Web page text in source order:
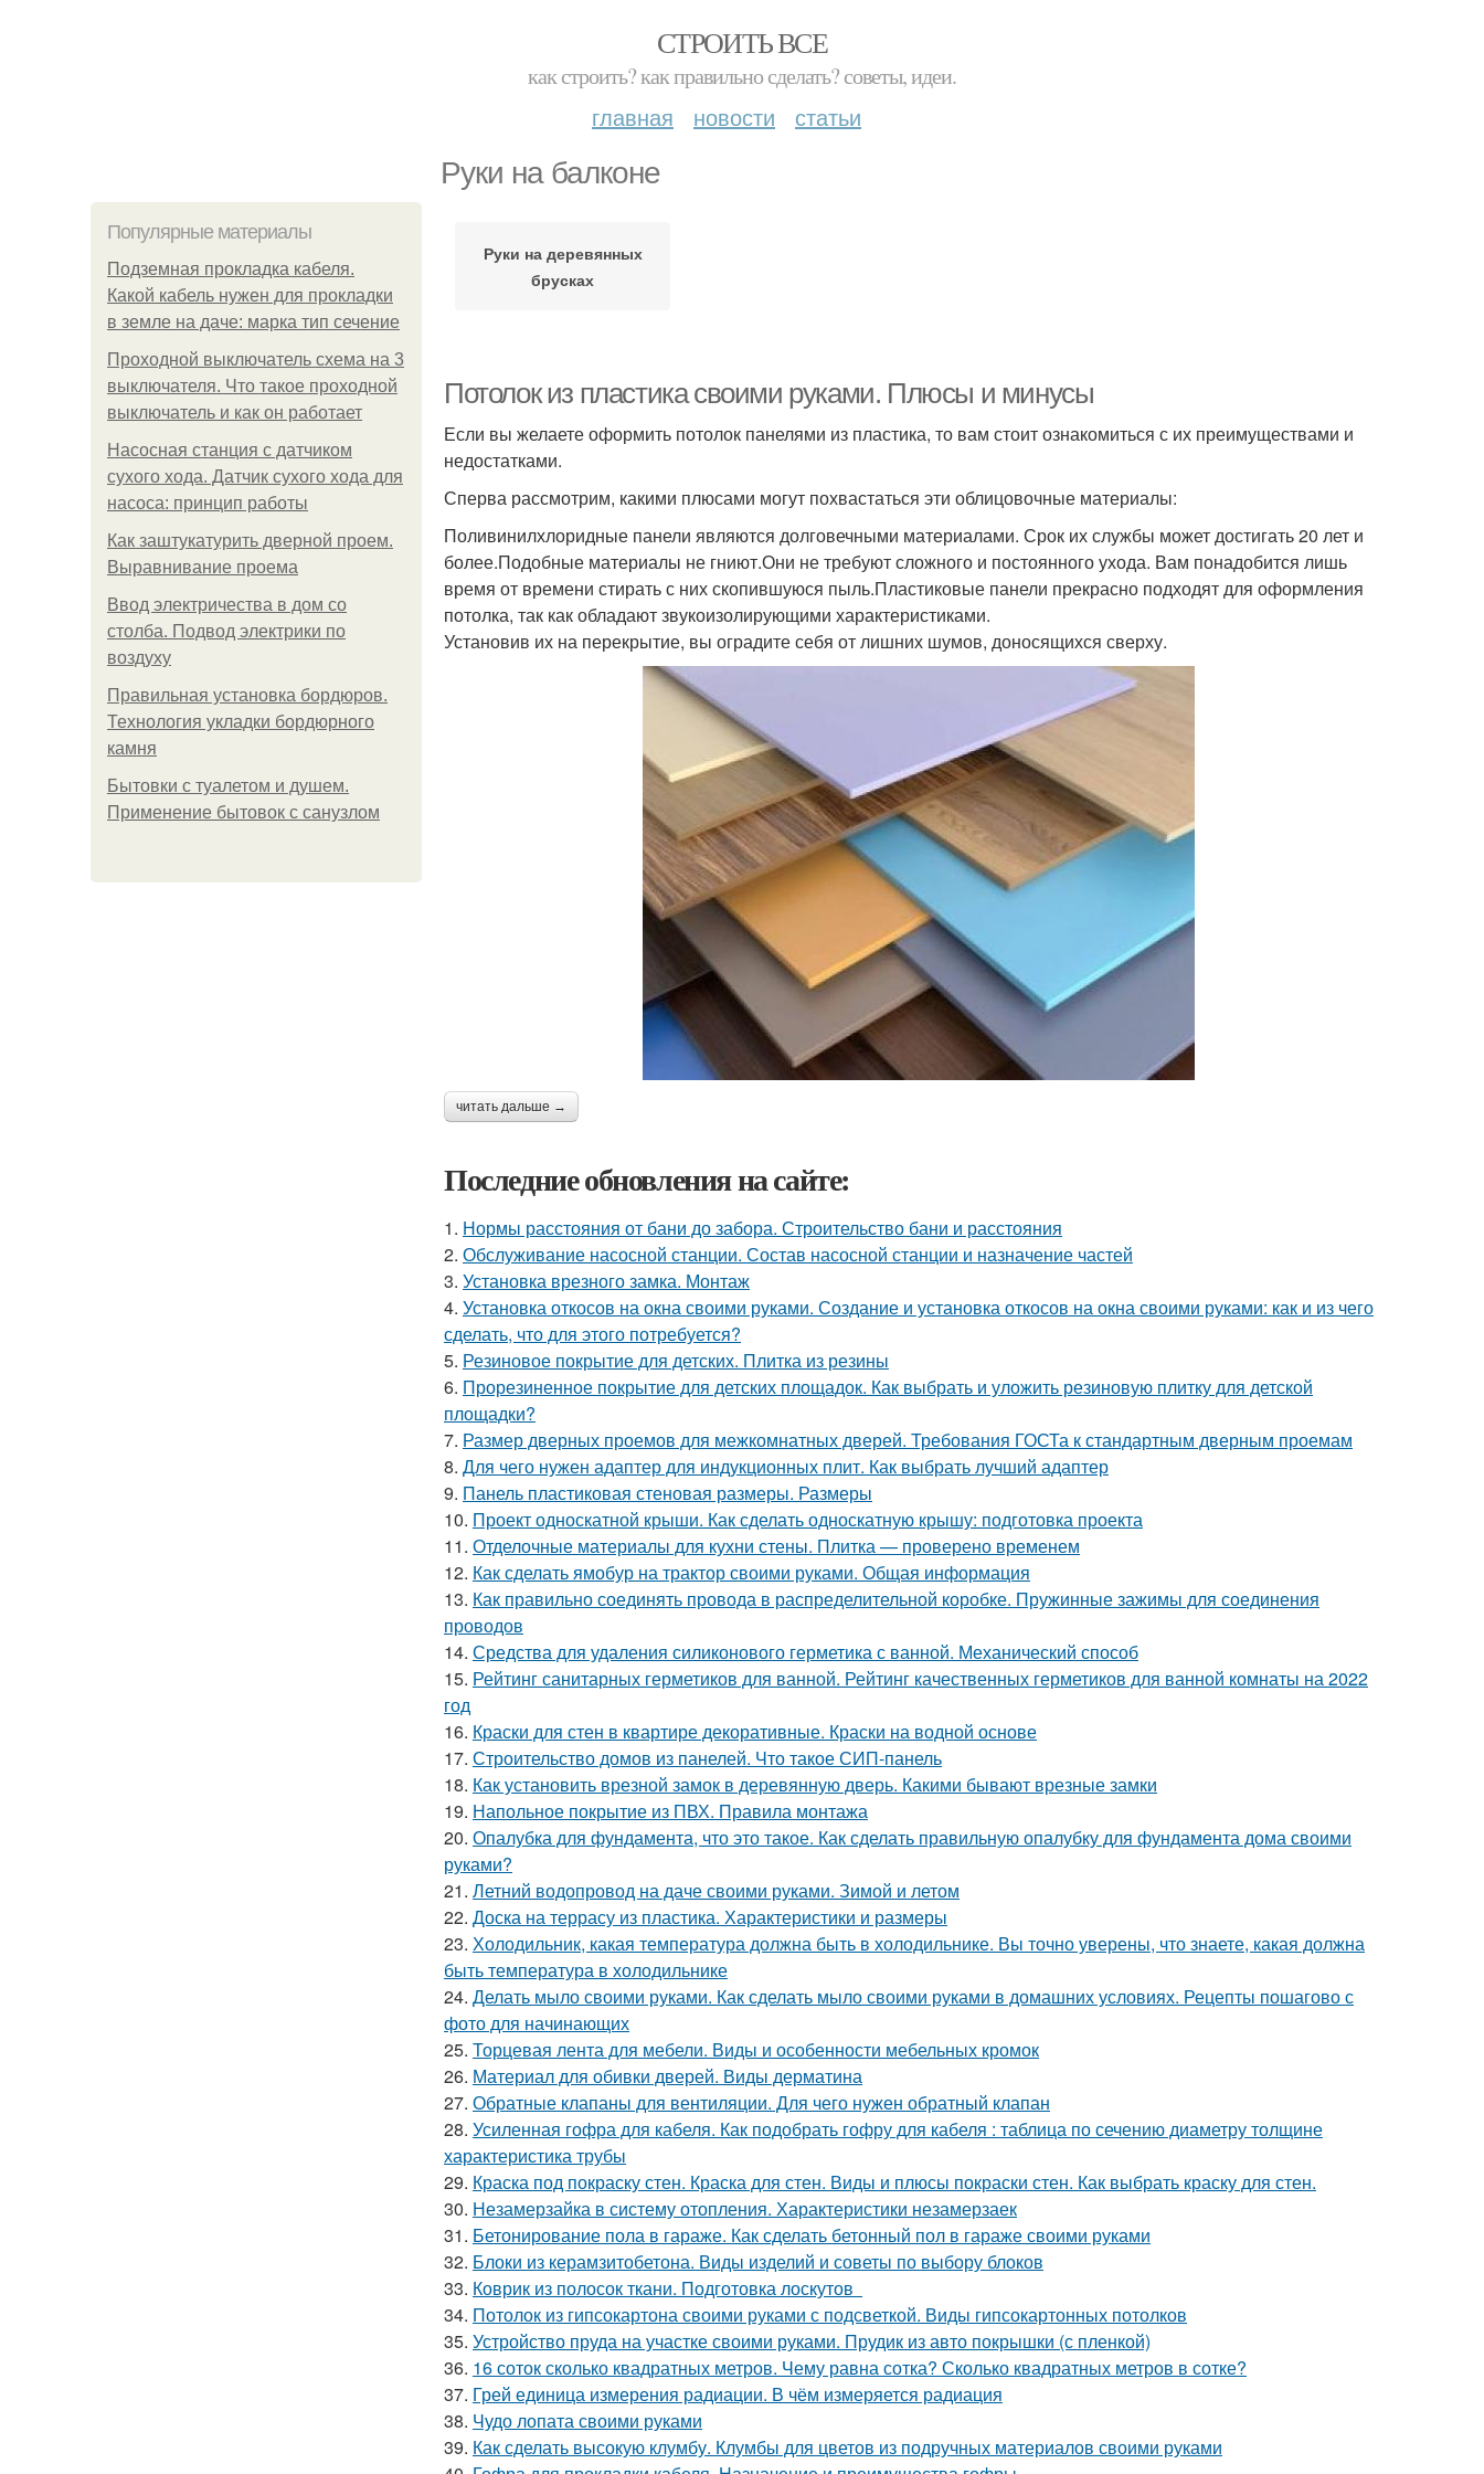
СТРОИТЬ ВСЕ
как строить? как правильно сделать? советы, идеи.
главная новости статьи
Руки на балконе
Популярные материалы
Подземная прокладка кабеля.
Какой кабель нужен для прокладки
в земле на даче: марка тип сечение
Проходной выключатель схема на 3
выключателя. Что такое проходной
выключатель и как он работает
Насосная станция с датчиком
сухого хода. Датчик сухого хода для
насоса: принцип работы
Как заштукатурить дверной проем.
Выравнивание проема
Ввод электричества в дом со
столба. Подвод электрики по
воздуху
Правильная установка бордюров.
Технология укладки бордюрного
камня
Бытовки с туалетом и душем.
Применение бытовок с санузлом
Руки на деревянных
брусках
Потолок из пластика своими руками. Плюсы и минусы
Если вы желаете оформить потолок панелями из пластика, то вам стоит ознакомиться с их преимуществами и
недостатками.
Сперва рассмотрим, какими плюсами могут похвастаться эти облицовочные материалы:
Поливинилхлоридные панели являются долговечными материалами. Срок их службы может достигать 20 лет и
более.Подобные материалы не гниют.Они не требуют сложного и постоянного ухода. Вам понадобится лишь
время от времени стирать с них скопившуюся пыль.Пластиковые панели прекрасно подходят для оформления
потолка, так как обладают звукоизолирующими характеристиками.
Установив их на перекрытие, вы оградите себя от лишних шумов, доносящихся сверху.
читать дальше →
Последние обновления на сайте:
1. Нормы расстояния от бани до забора. Строительство бани и расстояния
2. Обслуживание насосной станции. Состав насосной станции и назначение частей
3. Установка врезного замка. Монтаж
4. Установка откосов на окна своими руками. Создание и установка откосов на окна своими руками: как и из чего
сделать, что для этого потребуется?
5. Резиновое покрытие для детских. Плитка из резины
6. Прорезиненное покрытие для детских площадок. Как выбрать и уложить резиновую плитку для детской
площадки?
7. Размер дверных проемов для межкомнатных дверей. Требования ГОСТа к стандартным дверным проемам
8. Для чего нужен адаптер для индукционных плит. Как выбрать лучший адаптер
9. Панель пластиковая стеновая размеры. Размеры
10. Проект односкатной крыши. Как сделать односкатную крышу: подготовка проекта
11. Отделочные материалы для кухни стены. Плитка — проверено временем
12. Как сделать ямобур на трактор своими руками. Общая информация
13. Как правильно соединять провода в распределительной коробке. Пружинные зажимы для соединения
проводов
14. Средства для удаления силиконового герметика с ванной. Механический способ
15. Рейтинг санитарных герметиков для ванной. Рейтинг качественных герметиков для ванной комнаты на 2022
год
16. Краски для стен в квартире декоративные. Краски на водной основе
17. Строительство домов из панелей. Что такое СИП-панель
18. Как установить врезной замок в деревянную дверь. Какими бывают врезные замки
19. Напольное покрытие из ПВХ. Правила монтажа
20. Опалубка для фундамента, что это такое. Как сделать правильную опалубку для фундамента дома своими
руками?
21. Летний водопровод на даче своими руками. Зимой и летом
22. Доска на террасу из пластика. Характеристики и размеры
23. Холодильник, какая температура должна быть в холодильнике. Вы точно уверены, что знаете, какая должна
быть температура в холодильнике
24. Делать мыло своими руками. Как сделать мыло своими руками в домашних условиях. Рецепты пошагово с
фото для начинающих
25. Торцевая лента для мебели. Виды и особенности мебельных кромок
26. Материал для обивки дверей. Виды дерматина
27. Обратные клапаны для вентиляции. Для чего нужен обратный клапан
28. Усиленная гофра для кабеля. Как подобрать гофру для кабеля : таблица по сечению диаметру толщине
характеристика трубы
29. Краска под покраску стен. Краска для стен. Виды и плюсы покраски стен. Как выбрать краску для стен.
30. Незамерзайка в систему отопления. Характеристики незамерзаек
31. Бетонирование пола в гараже. Как сделать бетонный пол в гараже своими руками
32. Блоки из керамзитобетона. Виды изделий и советы по выбору блоков
33. Коврик из полосок ткани. Подготовка лоскутов
34. Потолок из гипсокартона своими руками с подсветкой. Виды гипсокартонных потолков
35. Устройство пруда на участке своими руками. Прудик из авто покрышки (с пленкой)
36. 16 соток сколько квадратных метров. Чему равна сотка? Сколько квадратных метров в сотке?
37. Грей единица измерения радиации. В чём измеряется радиация
38. Чудо лопата своими руками
39. Как сделать высокую клумбу. Клумбы для цветов из подручных материалов своими руками